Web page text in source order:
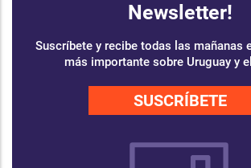
Newsletter!
Suscríbete y recibe todas las mañanas
más importante sobre Uruguay y
SUSCRÍBETE